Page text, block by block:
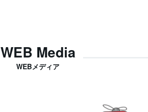
WEB Media
WEBメディア